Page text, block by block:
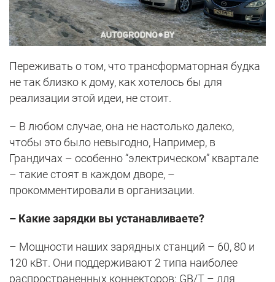
Переживать о том, что трансформаторная будка
не так близко к дому, как хотелось бы для
реализации этой идеи, не стоит.
– В любом случае, она не настолько далеко,
чтобы это было невыгодно, Например, в
Грандичах – особенно “электрическом” квартале
– такие стоят в каждом дворе, –
прокомментировали в организации.
– Какие зарядки вы устанавливаете?
– Мощности наших зарядных станций – 60, 80 и
120 кВт. Они поддерживают 2 типа наиболее
распространенных коннекторов: GB/T – для